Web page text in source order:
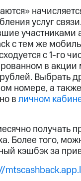
услуг
участниками
с тем же
с 1-го
в
Выбрать
номере, а
вличном
получать
Более того,
кэшбэк за